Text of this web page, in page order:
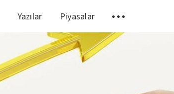
Yazılar Piyasalar